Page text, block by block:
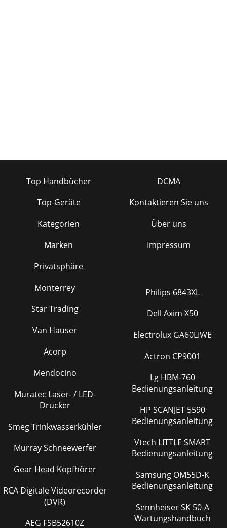
Top Handbücher
Top-Geräte
Kategorien
Marken
Privatsphäre
DCMA
Kontaktieren Sie uns
Über uns
Impressum
Monterrey
Star Trading
Van Hauser
Acorp
Mendocino
Muratec Laser- / LED-
Drucker
Smeg Trinkwasserkühler
Murray Schneewerfer
Gear Head Kopfhörer
RCA Digitale Videorecorder
(DVR)
AEG FSB52610Z
Philips 6843XL
Dell Axim X50
Electrolux GA60LIWE
Actron CP9001
Lg HBM-760
Bedienungsanleitung
HP SCANJET 5590
Bedienungsanleitung
Vtech LITTLE SMART
Bedienungsanleitung
Samsung OM55D-K
Bedienungsanleitung
Sennheiser SK 50-A
Wartungshandbuch